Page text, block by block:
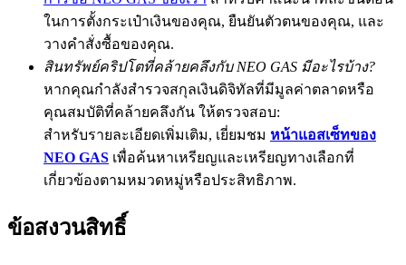
USDT New User Exclusive 10% APR
USDT Flexible Staking | Daily Rewards
BTC New User Exclusive: 6.5% APR
BTC Flexible Staking | Daily Rewards
ในการตั้งกระเป๋าเงินของคุณ, ยืนยันตัวตนของคุณ, และ
วางคำสั่งซื้อของคุณ.
สินทรัพย์คริปโตที่คล้ายคลึงกับ NEO GAS มีอะไรบ้าง?
หากคุณกำลังสำรวจสกุลเงินดิจิทัลที่มีมูลค่าตลาดหรือ
คุณสมบัติที่คล้ายคลึงกัน ให้ตรวจสอบ:
สำหรับรายละเอียดเพิ่มเติม, เยี่ยมชม หน้าแอสเซ็ทของ
NEO GAS เพื่อค้นหาเหรียญและเหรียญทางเลือกที่
เกี่ยวข้องตามหมวดหมู่หรือประสิทธิภาพ.
ข้อสงวนสิทธิ์